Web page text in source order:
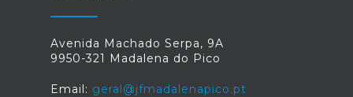
Avenida Machado Serpa, 9A
9950-321 Madalena do Pico
Email: geral@jfmadalenapico.pt